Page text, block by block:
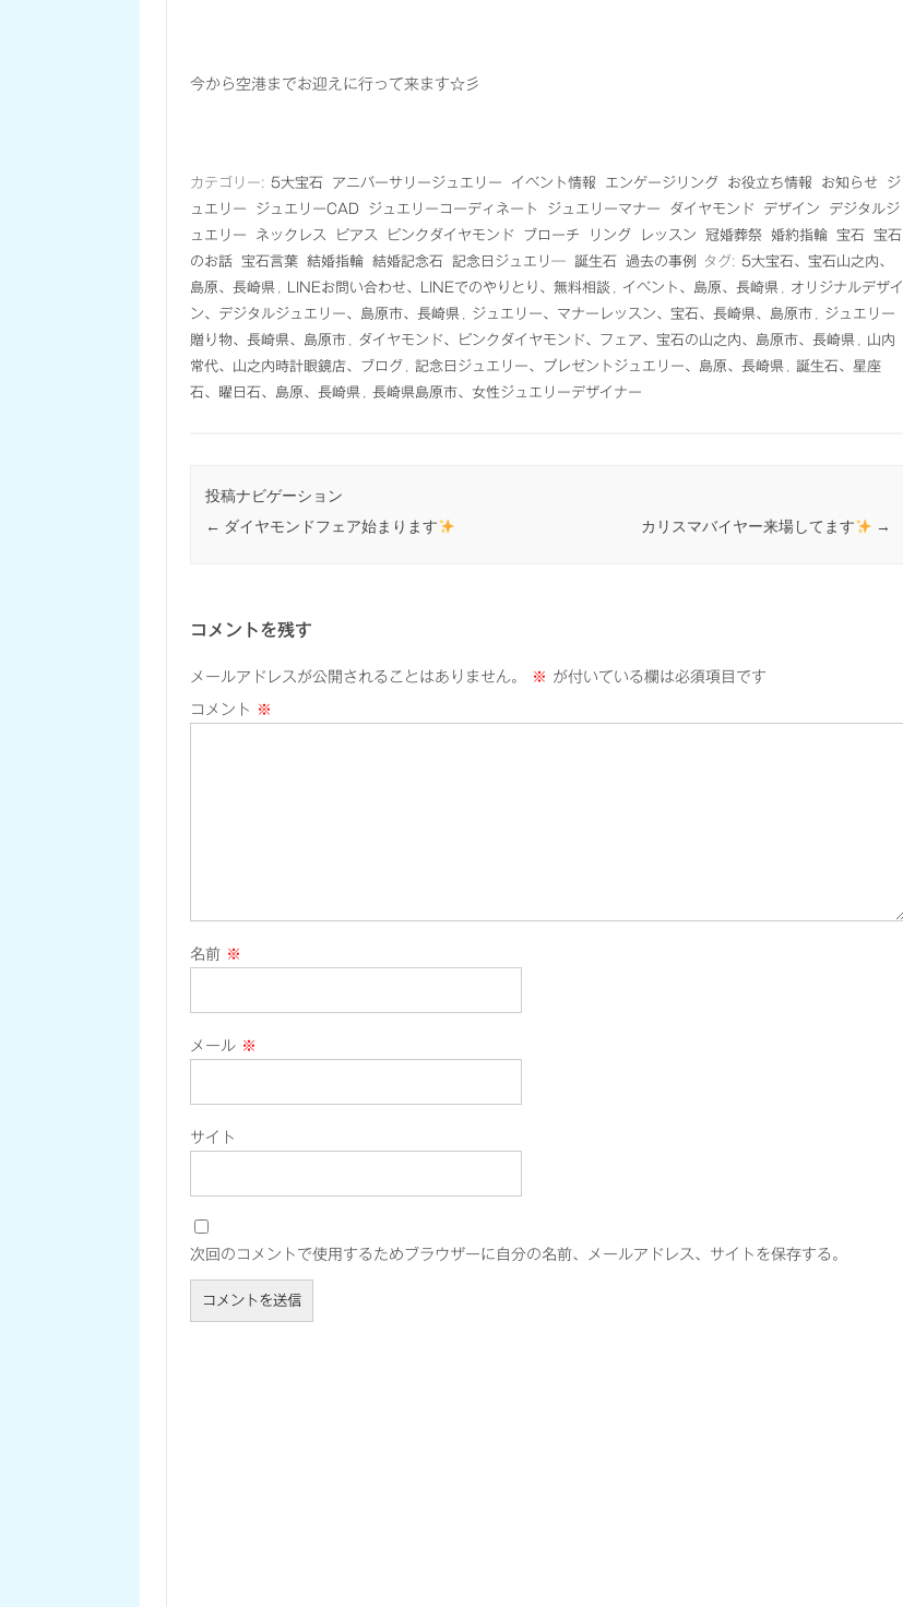
今から空港までお迎えに行って来ます☆彡
カテゴリー: 5大宝石 アニバーサリージュエリー イベント情報 エンゲージリング お役立ち情報 お知らせ
ジ
ュエリー
ジュエリーCAD ジュエリーコーディネート ジュエリーマナー ダイヤモンド デザイン
デジタルジ
ュエリー
ネックレス ピアス ピンクダイヤモンド ブローチ リング レッスン 冠婚葬祭 婚約指輪 宝石
宝石
のお話
宝石言葉 結婚指輪 結婚記念石 記念日ジュエリ― 誕生石 過去の事例 タグ: 5大宝石、宝石山之内、
島原、長崎県
LINEお問い合わせ、LINEでのやりとり、無料相談 イベント、島原、長崎県
オリジナルデザイ
ン、デジタルジュエリー、島原市、長崎県
ジュエリー、マナーレッスン、宝石、長崎県、島原市
ジュエリー
贈り物、長崎県、島原市
ダイヤモンド、ピンクダイヤモンド、フェア、宝石の山之内、島原市、長崎県
山内
常代、山之内時計眼鏡店、ブログ
記念日ジュエリー、プレゼントジュエリー、島原、長崎県
誕生石、星座
石、曜日石、島原、長崎県
長崎県島原市、女性ジュエリーデザイナー
投稿ナビゲーション
← ダイヤモンドフェア始まります カリスマバイヤー来場してます →
コメントを残す
メールアドレスが公開されることはありません。 ※ が付いている欄は必須項目です
コメント ※
名前 ※
メール ※
サイト
次回のコメントで使用するためブラウザーに自分の名前、メールアドレス、サイトを保存する。